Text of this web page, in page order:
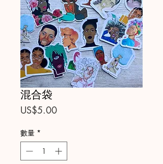
混合袋
US$5.00價
數量 *